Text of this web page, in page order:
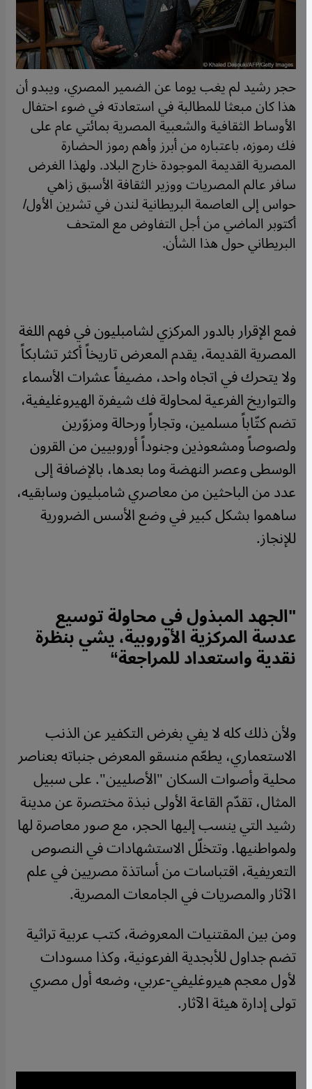
حجر رشيد لم يغب يوما عن الضمير المصري، ويبدو أن
هذا كان مبعثا للمطالبة في استعادته في ضوء احتفال
الأوساط الثقافية والشعبية المصرية بمائتي عام على
فك رموزه، باعتباره من أبرز وأهم رموز الحضارة
المصرية القديمة الموجودة خارج البلاد. ولهذا الغرض
سافر عالم المصريات ووزير الثقافة الأسبق زاهي
حواس إلى العاصمة البريطانية لندن في تشرين الأول/
أكتوبر الماضي من أجل التفاوض مع المتحف
البريطاني حول هذا الشأن.
فمع الإقرار بالدور المركزي لشامبليون في فهم اللغة
المصرية القديمة، يقدم المعرض تاريخاً أكثر تشابكاً
ولا يتحرك في اتجاه واحد، مضيفاً عشرات الأسماء
والتواريخ الفرعية لمحاولة فك شيفرة الهيروغليفية،
تضم كتّاباً مسلمين، وتجاراً ورحالة ومزوّرين
ولصوصاً ومشعوذين وجنوداً أوروبيين من القرون
الوسطى وعصر النهضة وما بعدها، بالإضافة إلى
عدد من الباحثين من معاصري شامبليون وسابقيه،
ساهموا بشكل كبير في وضع الأسس الضرورية
للإنجاز.
"الجهد المبذول في محاولة توسيع
عدسة المركزية الأوروبية، يشي بنظرة
نقدية واستعداد للمراجعة“
ولأن ذلك كله لا يفي بغرض التكفير عن الذنب
الاستعماري، يطعّم منسقو المعرض جنباته بعناصر
محلية وأصوات السكان "الأصليين". على سبيل
المثال، تقدّم القاعة الأولى نبذة مختصرة عن مدينة
رشيد التي ينسب إليها الحجر، مع صور معاصرة لها
ولمواطنيها. وتتخلّل الاستشهادات في النصوص
التعريفية، اقتباسات من أساتذة مصريين في علم
الآثار والمصريات في الجامعات المصرية.
ومن بين المقتنيات المعروضة، كتب عربية تراثية
تضم جداول للأبجدية الفرعونية، وكذا مسودات
لأول معجم هيروغليفي-عربي، وضعه أول مصري
تولى إدارة هيئة الآثار.